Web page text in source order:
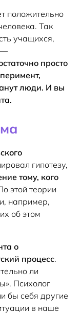
положительно
Так
учащихся,
—
просто
люди. И вы
гипотезу,
тому, кого
этой теории
например,
об этом
о
процесс.
ли
Психолог
бы себя другие
в наше